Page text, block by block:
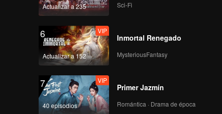
Actualizar a 235 Sci-Fi
6
Actualizar a 152
VIP
Inmortal Renegado
MysteriousFantasy
7
40 episodios
VIP
Primer Jazmín
Romántica · Drama de época